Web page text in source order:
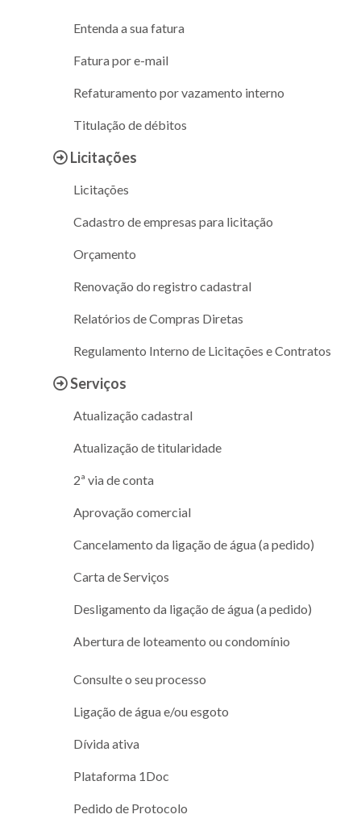
Entenda a sua fatura
Fatura por e-mail
Refaturamento por vazamento interno
Titulação de débitos
Licitações
Licitações
Cadastro de empresas para licitação
Orçamento
Renovação do registro cadastral
Relatórios de Compras Diretas
Regulamento Interno de Licitações e Contratos
Serviços
Atualização cadastral
Atualização de titularidade
2ª via de conta
Aprovação comercial
Cancelamento da ligação de água (a pedido)
Carta de Serviços
Desligamento da ligação de água (a pedido)
Abertura de loteamento ou condomínio
Consulte o seu processo
Ligação de água e/ou esgoto
Dívida ativa
Plataforma 1Doc
Pedido de Protocolo